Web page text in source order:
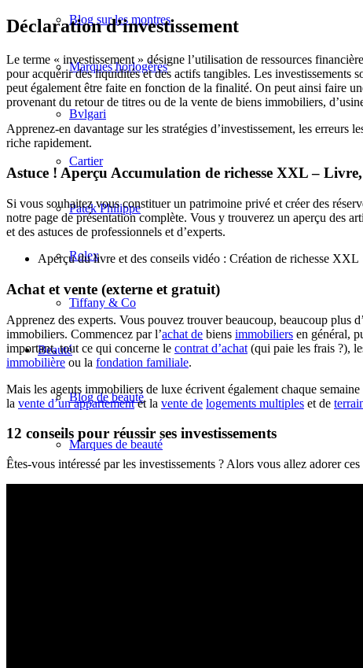
Blog sur les montres
Marques horlogères
Bvlgari
Cartier
Patek Philippe
Rolex
Tiffany & Co
Beauté
Blog de beauté
Marques de beauté
Déclaration d’investissement
Le terme « investissement » désigne l’utilisation de ressources
pour acquérir des liquidités et des actifs tangibles. Les
peut également être faite en fonction de la finalité. On peut ainsi faire
provenant du retour de titres ou de la vente de biens immobiliers,
Apprenez-en davantage sur les stratégies d’investissement, les erreurs
riche rapidement.
Astuce ! Aperçu Accumulation de richesse XXL – Livre,
Si vous souhaitez vous constituer un patrimoine privé et créer des
notre page de présentation complète. Vous y trouverez un aperçu des
et des astuces de professionnels et d’experts.
Aperçu du livre et des conseils vidéo : Création de richesse XXL
Achat et vente (externe et gratuit)
Apprenez des experts. Vous pouvez trouver beaucoup, beaucoup plus
immobiliers. Commencez par l’achat de biens immobiliers en général,
important, tout ce qui concerne le contrat d’achat (qui paie les frais ?),
immobilière ou la fondation familiale.
Mais les agents immobiliers de luxe écrivent également chaque
la vente d’un appartementet la vente de logements multiples et de
12 conseils pour réussir ses investissements
Êtes-vous intéressé par les investissements ? Alors vous allez adorer